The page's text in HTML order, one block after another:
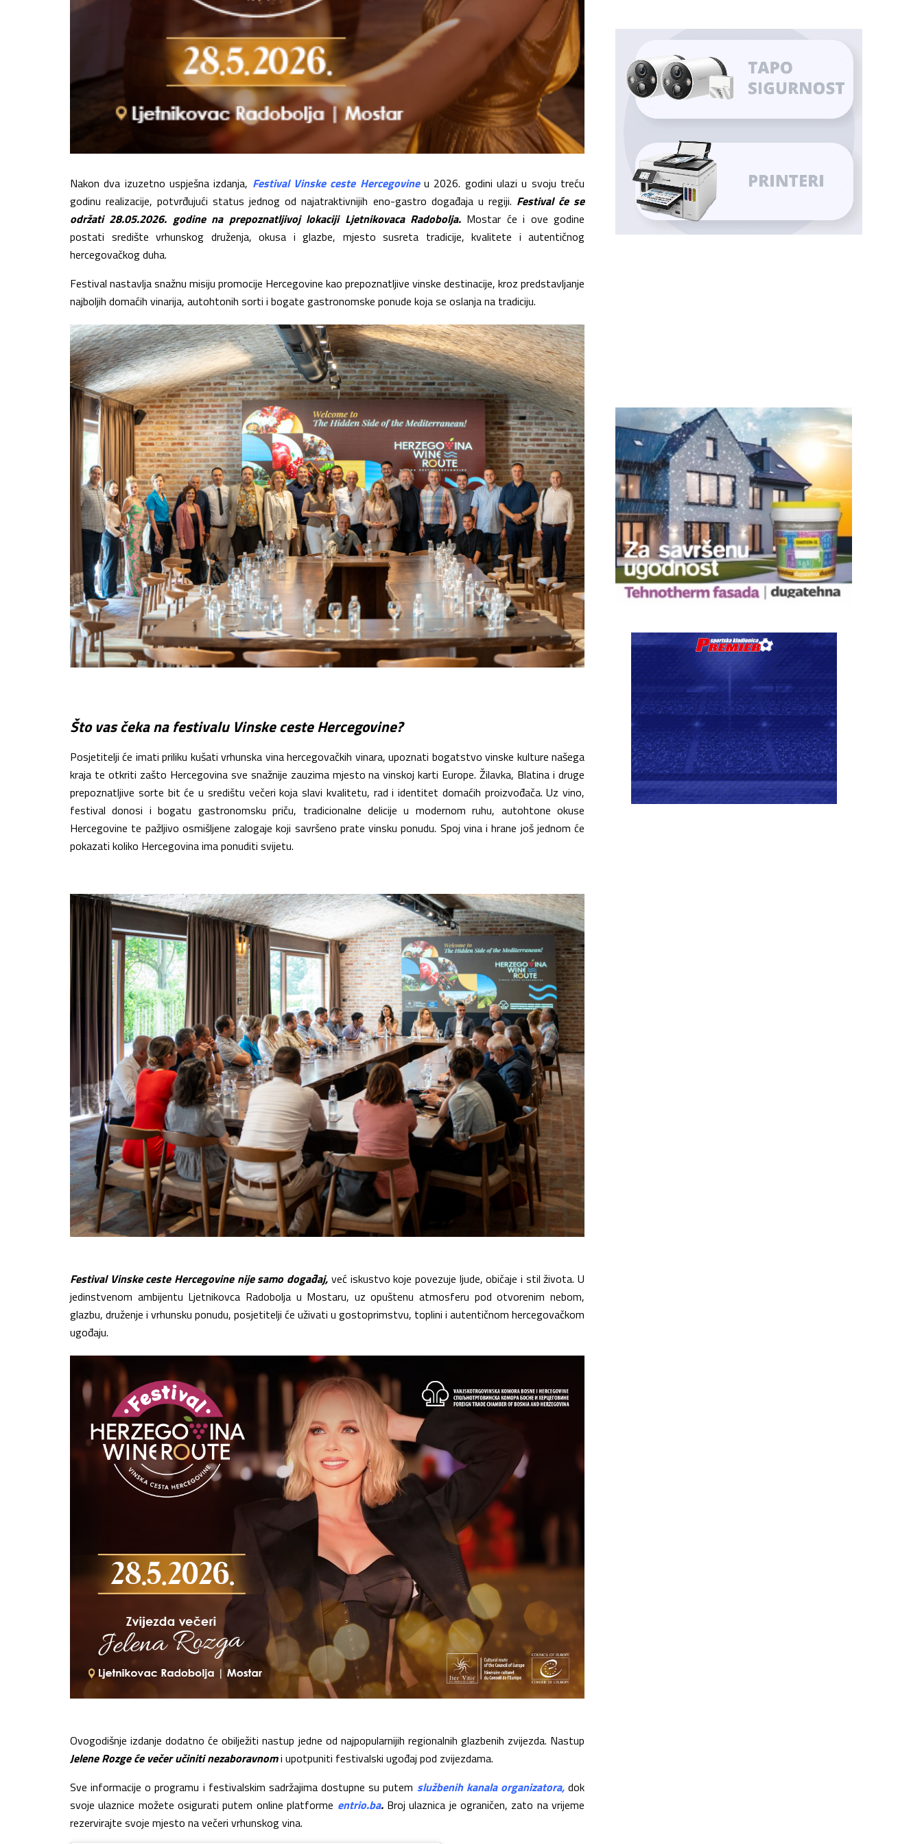
Nakon dva izuzetno uspješna izdanja, Festival Vinske ceste Hercegovine u 2026. godini ulazi u svoju treću
godinu realizacije, potvrđujući status jednog od najatraktivnijih eno-gastro događaja u regiji. Festival će se
održati 28.05.2026. godine na prepoznatljivoj lokaciji Ljetnikovaca Radobolja. Mostar će i ove godine
postati središte vrhunskog druženja, okusa i glazbe, mjesto susreta tradicije, kvalitete i autentičnog
hercegovačkog duha.
Festival nastavlja snažnu misiju promocije Hercegovine kao prepoznatljive vinske destinacije, kroz predstavljanje
najboljih domaćih vinarija, autohtonih sorti i bogate gastronomske ponude koja se oslanja na tradiciju.
Što vas čeka na festivalu Vinske ceste Hercegovine?
Posjetitelji će imati priliku kušati vrhunska vina hercegovačkih vinara, upoznati bogatstvo vinske kulture našega
kraja te otkriti zašto Hercegovina sve snažnije zauzima mjesto na vinskoj karti Europe. Žilavka, Blatina i druge
prepoznatljive sorte bit će u središtu večeri koja slavi kvalitetu, rad i identitet domaćih proizvođača.Uz vino,
festival donosi i bogatu gastronomsku priču, tradicionalne delicije u modernom ruhu, autohtone okuse
Hercegovine te pažljivo osmišljene zalogaje koji savršeno prate vinsku ponudu. Spoj vina i hrane još jednom će
pokazati koliko Hercegovina ima ponuditi svijetu.
Festival Vinske ceste Hercegovine nije samo događaj, već iskustvo koje povezuje ljude, običaje i stil života. U
jedinstvenom ambijentu Ljetnikovca Radobolja u Mostaru, uz opuštenu atmosferu pod otvorenim nebom,
glazbu, druženje i vrhunsku ponudu, posjetitelji će uživati u gostoprimstvu, toplini i autentičnom hercegovačkom
ugođaju.
Ovogodišnje izdanje dodatno će obilježiti nastup jedne od najpopularnijih regionalnih glazbenih zvijezda. Nastup
Jelene Rozge će večer učiniti nezaboravnomi upotpuniti festivalski ugođaj pod zvijezdama.
Sve informacije o programu i festivalskim sadržajima dostupne su putem službenih kanala organizatora,dok
svoje ulaznice možete osigurati putem online platforme entrio.ba. Broj ulaznica je ograničen, zato na vrijeme
rezervirajte svoje mjesto na večeri vrhunskog vina.